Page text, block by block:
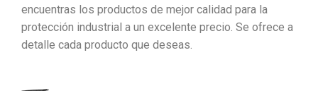
encuentras los productos de mejor calidad para la
protección industrial a un excelente precio. Se ofrece a
detalle cada producto que deseas.